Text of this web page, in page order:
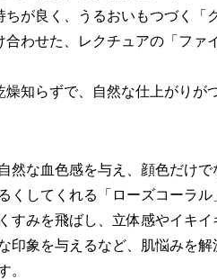
ちが良く、うるおいもつづく「
合わせた、レクチュアの「ファ
知らずで、自然な仕上がりが
自然な血色感を与え、顔色だけで
るくしてくれる「ローズコーラル
くすみを飛ばし、立体感やイキ
印象を与えるなど、肌悩みを解
。